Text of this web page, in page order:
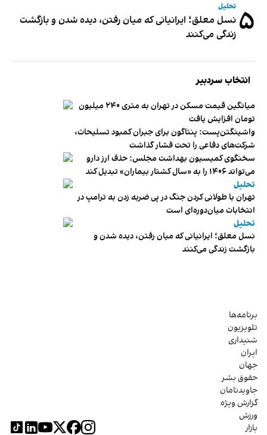
۵ تحلیل
نسل معلق؛ ایرانیانی که میان رفتن، دیده شدن و بازگشت
زندگی می‌کنند
انتخاب سردبیر
میانگین قیمت مسکن در تهران به متری ۲۴۰ میلیون
تومان افزایش یافت
واشینگتن‌پست: پنتاگون برای جبران کمبود تسلیحات،
شرکت‌های دفاعی را تحت فشار گذاشت
سخنگوی کمیسیون بهداشت مجلس: حذف ارز دارو
می‌تواند ۱۴۰۶ را به «سال کشتار بیماران» تبدیل کند
تحلیل
تهران با طولانی کردن جنگ در پی ضربه زدن به ترامپ در
انتخابات میان‌دوره‌ای است
تحلیل
نسل معلق؛ ایرانیانی که میان رفتن، دیده شدن و
بازگشت زندگی می‌کنند
برنامه‌ها
تلویزیون
شنیداری
ایران
جهان
حقوق بشر
جاویدنامان
گزارش ویژه
ورزش
بازار